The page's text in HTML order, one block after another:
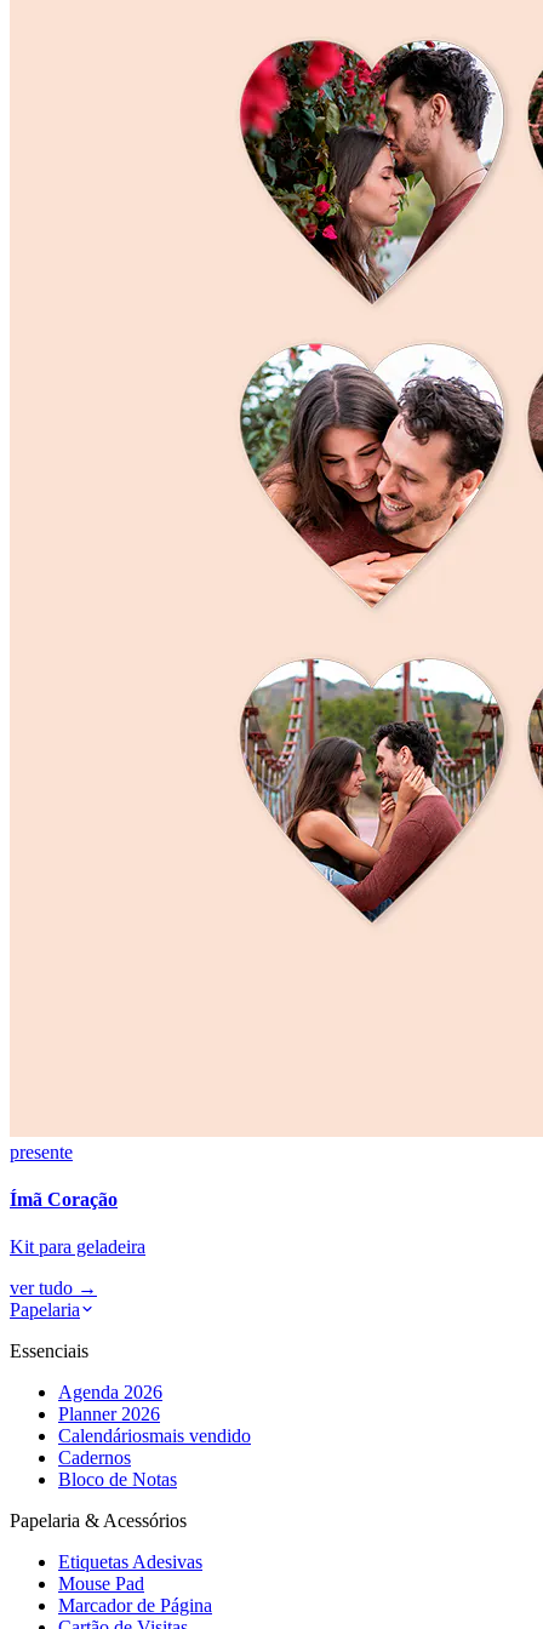
presente
Ímã Coração
Kit para geladeira
ver tudo →
Papelaria
Essenciais
Agenda 2026
Planner 2026
Calendáriosmais vendido
Cadernos
Bloco de Notas
Papelaria & Acessórios
Etiquetas Adesivas
Mouse Pad
Marcador de Página